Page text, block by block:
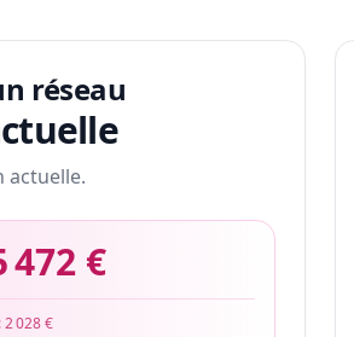
réseau
actuelle.
472 €
2 028 €